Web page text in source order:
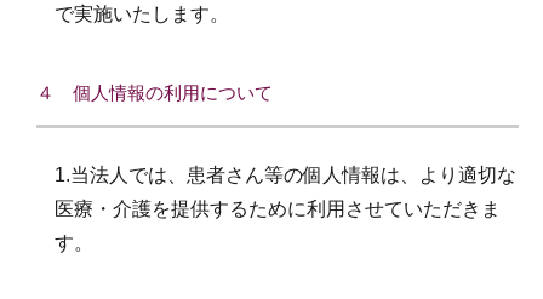
で実施いたします。
４ 個人情報の利用について
1.当法人では、患者さん等の個人情報は、より適切な
医療・介護を提供するために利用させていただきま
す。